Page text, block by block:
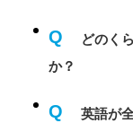
Q
どのく
か？
Q
英語が